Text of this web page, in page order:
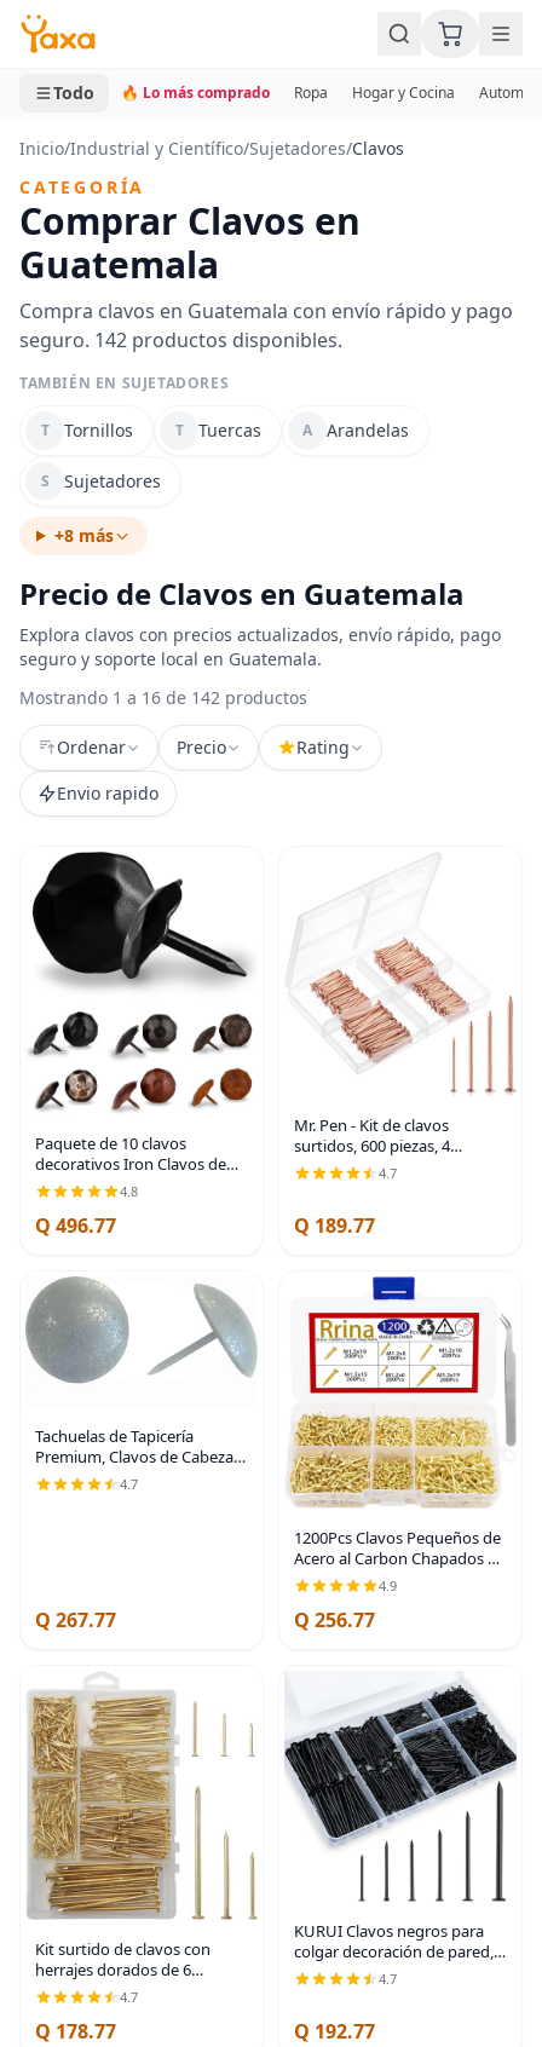
MINI CARRITO
0 productos
Todo 🔥 Lo más comprado Ropa Hogar y Cocina
Inicio/Industrial y Científico/Sujetadores/Clavos
CATEGORÍA
Comprar Clavos en
Guatemala
Compra clavos en Guatemala con envío rápido y pago
seguro. 142 productos disponibles.
TAMBIÉN EN SUJETADORES
T Tornillos T Tuercas A Arandelas
S Sujetadores
+8 más
Precio de Clavos en Guatemala
Explora clavos con precios actualizados, envío rápido, pago
seguro y soporte local en Guatemala.
Mostrando 1 a 16 de 142 productos
Ordenar Precio
Rating
Envio rapido
Paquete de 10 clavos
decorativos Iron Clavos de
0.75 pulgadas, color negro,
acento decorativo para
mejoras del hogar, persianas
4.8
Q 496.77
Mr. Pen - Kit de clavos
surtidos, 600 piezas, 4
tamaños, oro rosa, clavos
pequeños para colgar
clavos de pared para
4.7
Q 189.77
Tachuelas de Tapicería
Premium, Clavos de Cabeza
de 1 pulgada de Diámetro,
Adorno Decorativo Grande
4.7
Q 267.77
1200Pcs Clavos Pequeños de
Acero al Carbon Chapados en
Latón para Madera DIY Micro
Surtido 6 Tamaños
4.9
Q 256.77
Kit surtido de clavos con
herrajes dorados de 6
tamaños, 358 piezas,
chapado en latón, clavos
para colgar cuadros, clavos
4.7
Q 178.77
KURUI Clavos negros para
colgar decoración de pared,
tapices, cuadros, kit de 700
oficina, 6
4.7
Q 192.77